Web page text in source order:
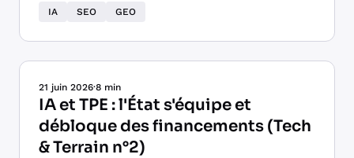
l'IA devient le vrai enjeu, et comment s'y préparer.
IA SEO GEO
21 juin 2026·8 min
IA et TPE : l'État s'équipe et
débloque des financements (Tech
& Terrain n°2)